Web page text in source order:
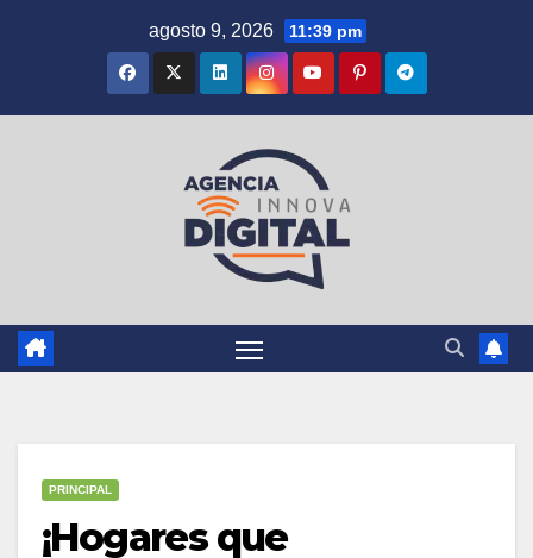
agosto 9, 2026 11:39 pm
PRINCIPAL
¡Hogares que